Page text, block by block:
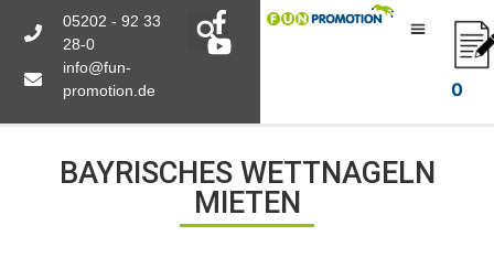
05202 - 92 33
28-0
info@fun-
promotion.de
0
BAYRISCHES WETTNAGELN
MIETEN